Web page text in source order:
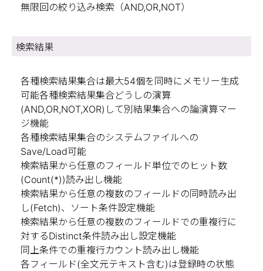
無限回の絞り込み検索（AND,OR,NOT）
検索結果
各種検索結果集合は最大54個を同時にメモリー生成
可能各種検索結果集合どうしの演算
(AND,OR,NOT,XOR)して別結果集合への論演算マー
ジ機能
各種検索結果集合のシステムファイルへの
Save/Load可能
検索結果から任意のフィールド単位でのヒット数
(Count(*))読み出し機能
検索結果から任意の複数のフィールドの同時読み出
し(Fetch)、ソート条件設定機能
検索結果から任意の複数のフィールドでの重複行に
対するDistinct条件読み出し設定機能
同上条件での重複行カウント読み出し機能
各フィールド(全文元テキスト含む)は登録時の状態